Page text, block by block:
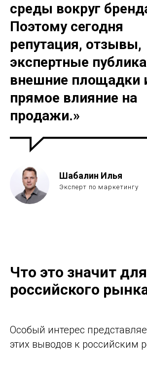
среды вокруг
Поэтому сегодня
репутация, отзывы,
экспертные
внешние площадки
прямое влияние на
продажи.»
Шабалин Илья
Эксперт по маркетингу
Что это значит для
российского
Особый интерес
этих выводов к российским